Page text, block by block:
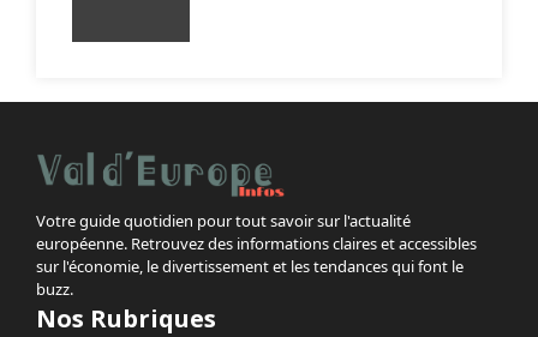
Votre guide quotidien pour tout savoir sur l'actualité
européenne. Retrouvez des informations claires et accessibles
sur l'économie, le divertissement et les tendances qui font le
buzz.
Nos Rubriques